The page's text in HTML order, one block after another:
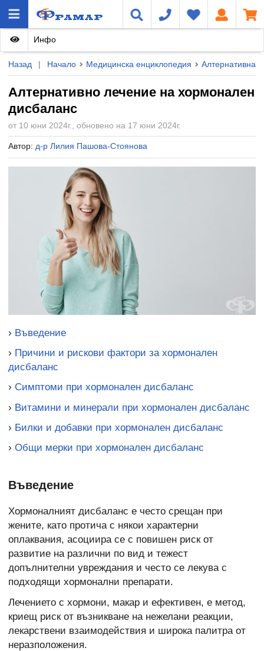
Назад | Начало Медицинска енциклопедия Алтернативна
Алтернативно лечение на хормонален
дисбаланс
от 10 юни 2024г., обновено на 17 юни 2024г.
Автор: д-р Лилия Пашова-Стоянова
Инфо
› Въведение
› Причини и рискови фактори за хормонален
дисбаланс
› Симптоми при хормонален дисбаланс
› Витамини и минерали при хормонален дисбаланс
› Билки и добавки при хормонален дисбаланс
› Общи мерки при хормонален дисбаланс
Въведение
Хормоналният дисбаланс е често срещан при
жените, като протича с някои характерни
оплаквания, асоциира се с повишен риск от
развитие на различни по вид и тежест
допълнителни увреждания и често се лекува с
подходящи хормонални препарати.
Лечението с хормони, макар и ефективен, е метод,
криещ риск от възникване на нежелани реакции,
лекарствени взаимодействия и широка палитра от
неразположения.